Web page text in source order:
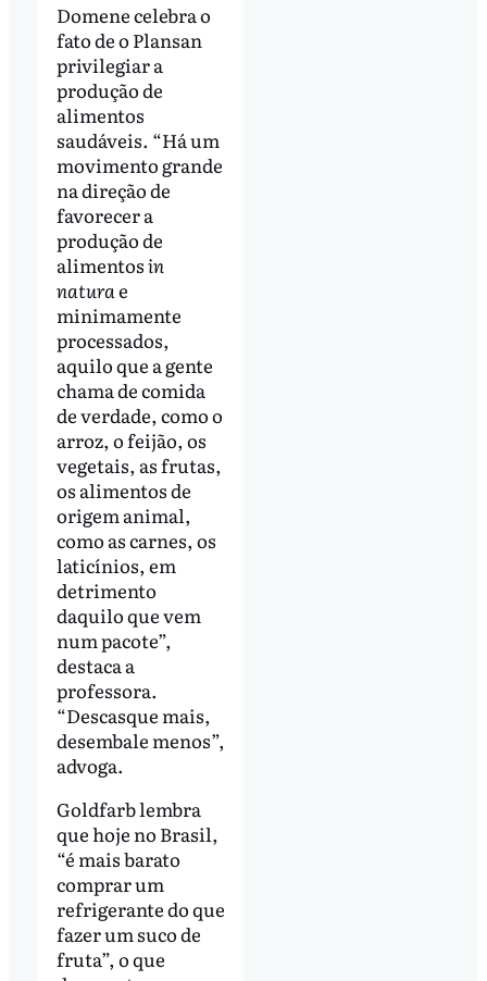
Domene celebra o
fato de o Plansan
privilegiar a
produção de
alimentos
saudáveis. “Há um
movimento grande
na direção de
favorecer a
produção de
alimentosin
naturae
minimamente
processados,
aquilo que a gente
chama de comida
de verdade, como o
arroz, o feijão, os
vegetais, as frutas,
os alimentos de
origem animal,
como as carnes, os
laticínios, em
detrimento
daquilo que vem
num pacote”,
destaca a
professora.
“Descasque mais,
desembale menos”,
advoga.
Goldfarb lembra
que hoje no Brasil,
“é mais barato
comprar um
refrigerante do que
fazer um suco de
fruta”, o que